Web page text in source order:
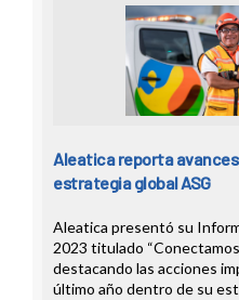
Aleatica reporta
estrategia global ASG
Aleatica presentó su
2023 titulado
destacando las acciones
último año dentro de su